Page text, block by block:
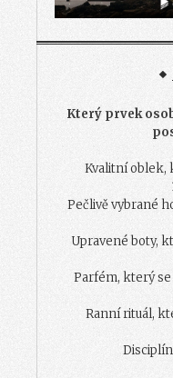
Který prvek
Kvalitní oblek,
Pečlivě vybrané
Upravené boty,
Parfém, který
Ranní rituál,